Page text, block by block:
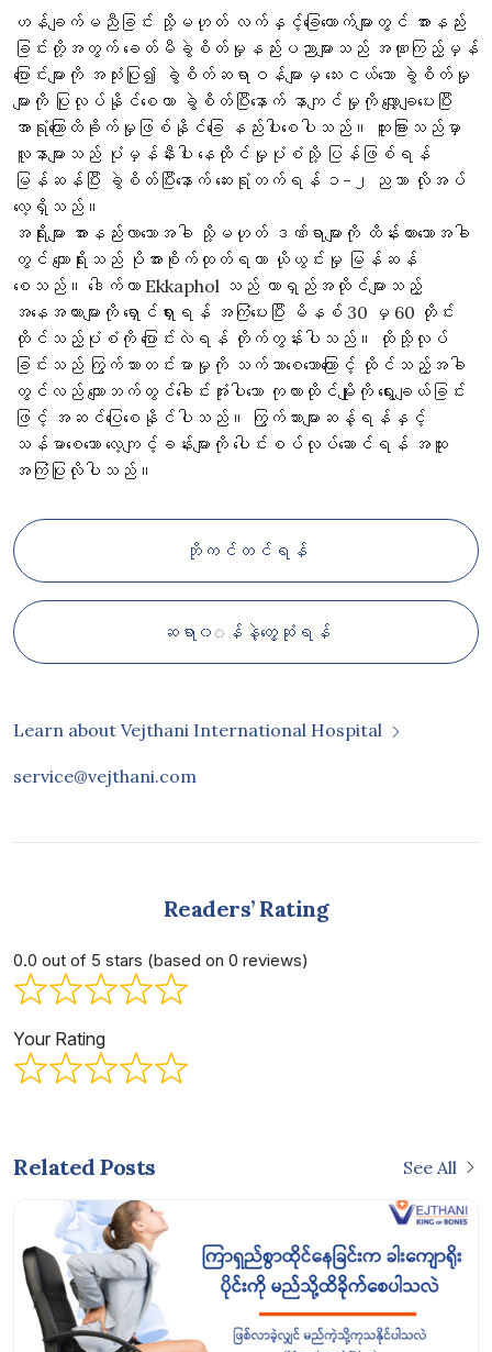
ဟန်ချက်မညီခြင်း သို့မဟုတ် လက်နှင့်ခြေထောက်များတွင် အားနည်း
ခြင်းတို့အတွက် ခေတ်မီခွဲစိတ်မှုနည်းပညာများသည် အဏုကြည့်မှန်
ပြောင်းများကို အသုံးပြု၍ ခွဲစိတ်ဆရာဝန်များမှ သေးငယ်သော ခွဲစိတ်မှု
များကို ပြုလုပ်နိုင်စေကာ ခွဲစိတ်ပြီးနောက် နာကျင်မှုကို လျှော့ချပေးပြီး
အာရုံကြောထိခိုက်မှုဖြစ်နိုင်ခြေ နည်းပါးစေပါသည်။ ထူးခြားသည်မှာ
လူနာများသည် ပုံမှန်နီးပါး နေထိုင်မှုပုံစံသို့ ပြန်ဖြစ်ရန်
မြန်ဆန်ပြီး ခွဲစိတ်ပြီးနောက် ဆေးရုံတက်ရန် ၁-၂ ညသာ လိုအပ်
လေ့ရှိသည်။
အရိုးများ အားနည်းလာသောအခါ သို့မဟုတ် ဒဏ်ရာများကို ထိန်းထားသောအခါ
တွင် ကျောရိုးသည် ပိုအားစိုက်ထုတ်ရကာ ယိုယွင်းမှု မြန်ဆန်
စေသည်။ ဒေါက်တာ Ekkaphol သည် တာရှည်အထိုင်များသည့်
အနေအထားများကို ရှောင်ရှားရန် အကြံပေးပြီး မိနစ် 30 မှ 60 တိုင်း
ထိုင်သည့်ပုံစံကို ပြောင်းလဲရန် တိုက်တွန်းပါသည်။ ထိုသို့လုပ်
ခြင်းသည် ကြွက်သားတင်းမာမှုကို သက်သာစေသောကြောင့် ထိုင်သည့်အခါ
တွင်လည် ကျောဘက်တွင်ခေါင်းအုံးပါသော ကုလားထိုင်မျိုးကို ရွေးချယ်ခြင်း
ဖြင့် အဆင်ပြေစေနိုင်ပါသည်။ ကြွက်သားများဆန့်ရန်နှင့်
သန်မာစေသော လေ့ကျင့်ခန်းများကို ပေါင်းစပ်လုပ်ဆောင်ရန် အထူး
အကြံပြုလိုပါသည်။
ဘိုကင်တင်ရန်
ဆရာ၀◌န်နဲ့တွေ့ဆုံရန်
Learn about Vejthani International Hospital
service@vejthani.com
Readers’ Rating
0.0 out of 5 stars (based on 0 reviews)
Your Rating
Related Posts See All